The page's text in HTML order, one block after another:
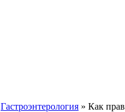
Гастроэнтерология » Как